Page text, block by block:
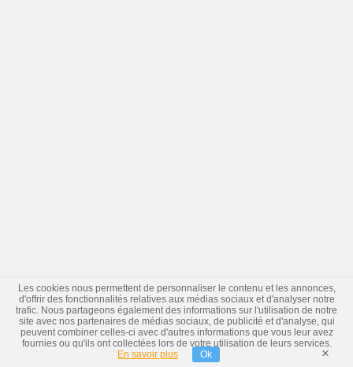
Les cookies nous permettent de personnaliser le contenu et les annonces,
d'offrir des fonctionnalités relatives aux médias sociaux et d'analyser notre
trafic. Nous partageons également des informations sur l'utilisation de notre
site avec nos partenaires de médias sociaux, de publicité et d'analyse, qui
peuvent combiner celles-ci avec d'autres informations que vous leur avez
fournies ou qu'ils ont collectées lors de votre utilisation de leurs services.
En savoir plus
Ok ×